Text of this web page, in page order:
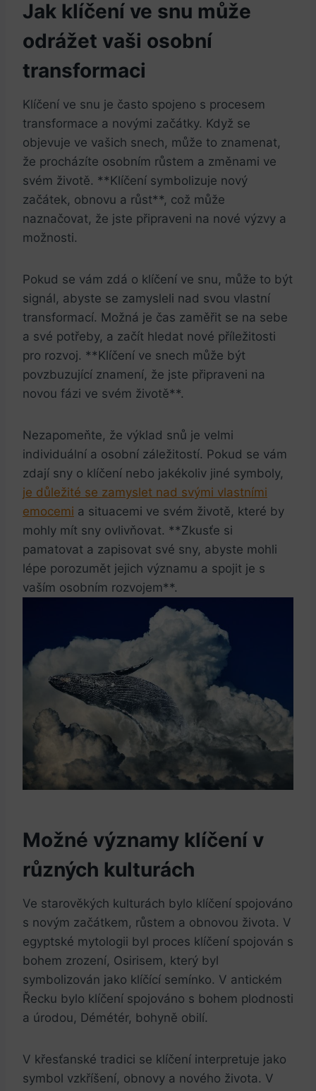
Jak klíčení ve snu může
odrážet vaši osobní
transformaci
Klíčení ve snu je často spojeno s procesem
transformace a novými začátky. Když se
objevuje ve vašich snech, může to znamenat,
že procházíte osobním růstem a změnami ve
svém životě. **Klíčení symbolizuje nový
začátek, obnovu a růst**, což může
naznačovat, že jste připraveni na nové výzvy a
možnosti.
Pokud se vám zdá o klíčení ve snu, může to být
signál, abyste se zamysleli nad svou vlastní
transformací. Možná je čas zaměřit se na sebe
a své potřeby, a začít hledat nové příležitosti
pro rozvoj. **Klíčení ve snech může být
povzbuzující znamení, že jste připraveni na
novou fázi ve svém životě**.
Nezapomeňte, že výklad snů je velmi
individuální a osobní záležitostí. Pokud se vám
zdají sny o klíčení nebo jakékoliv jiné symboly,
je důležité se zamyslet nad svými vlastními
emocemi a situacemi ve svém životě, které by
mohly mít sny ovlivňovat. **Zkusťe si
pamatovat a zapisovat své sny, abyste mohli
lépe porozumět jejich významu a spojit je s
vaším osobním rozvojem**.
Možné významy klíčení v
různých kulturách
Ve starověkých kulturách bylo klíčení spojováno
s novým začátkem, růstem a obnovou života. V
egyptské mytologii byl proces klíčení spojován s
bohem zrození, Osirisem, který byl
symbolizován jako klíčící semínko. V antickém
Řecku bylo klíčení spojováno s bohem plodnosti
a úrodou, Démétér, bohyně obilí.
V křesťanské tradici se klíčení interpretuje jako
symbol vzkříšení, obnovy a nového života. V